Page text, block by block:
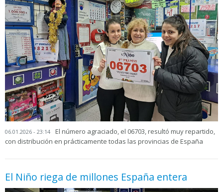
06.01.2026 - 23:14
El número agraciado, el 06703, resultó muy repartido,
con distribución en prácticamente todas las provincias de España
El Niño riega de millones España entera